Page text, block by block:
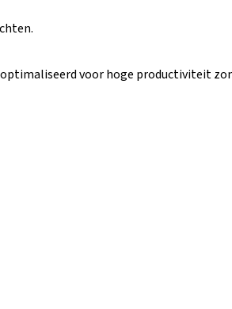
voor hoge productiviteit